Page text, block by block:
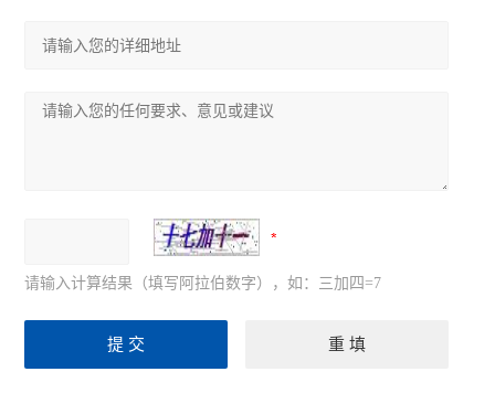
请输入计算结果（填写阿拉伯数字），如：三加四=7